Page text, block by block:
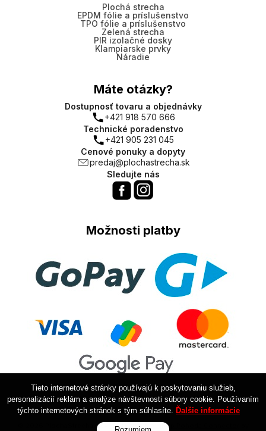
Plochá strecha
EPDM fólie a príslušenstvo
TPO fólie a príslušenstvo
Zelená strecha
PIR izolačné dosky
Klampiarske prvky
Náradie
Máte otázky?
Dostupnosť tovaru a objednávky
+421 918 570 666
Technické poradenstvo
+421 905 231 045
Cenové ponuky a dopyty
predaj@plochastrecha.sk
Sledujte nás
Možnosti platby
© 2026 PlochaStrecha.sk • NextShop e-shop Pohoda Connector
Tieto internetové stránky používajú k poskytovaniu služieb,
personalizácií reklám a analýze návštevnosti súbory cookie. Používaním
týchto internetových stránok s tým súhlasíte. Ďalšie informácie